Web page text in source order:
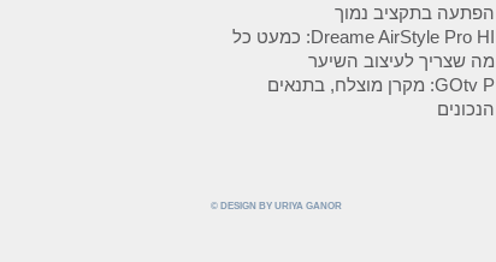
הפתעה בתקציב נמוך
Dreame AirStyle Pro HI: כמעט כל
מה שצריך לעיצוב השיער
GOtv P: מקרן מוצלח, בתנאים
הנכונים
© DESIGN BY URIYA GANOR